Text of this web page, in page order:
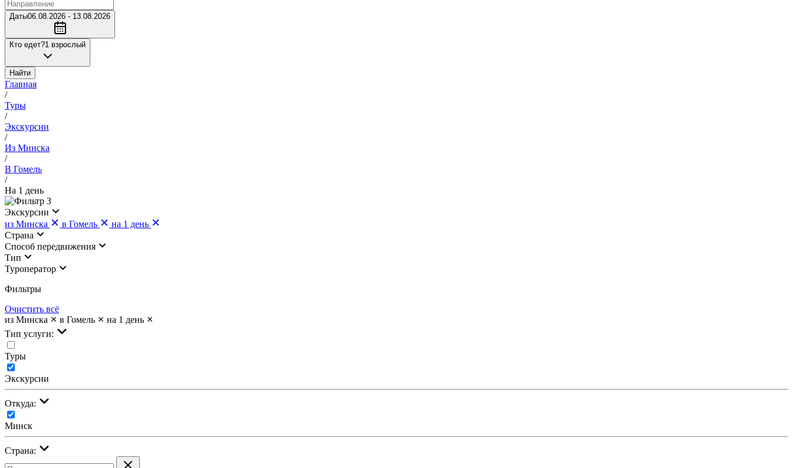
Даты06.08.2026 - 13.08.2026
Кто едет?1 взрослый
Найти
Главная
/
Туры
/
Экскурсии
/
Из Минска
/
В Гомель
/
На 1 день
3
Экскурсии
из Минска
в Гомель
на 1 день
Страна
Cпособ передвижения
Тип
Туроператор
Фильтры
Очистить всё
из Минска
в Гомель
на 1 день
Тип услуги:
Туры
Экскурсии
Откуда:
Минск
Страна: